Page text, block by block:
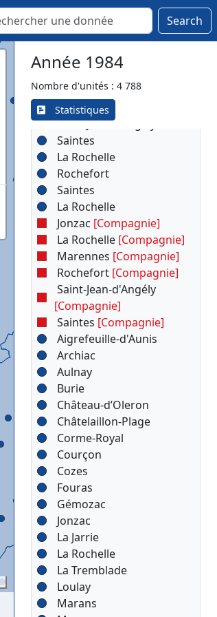
Search
Année 1984
Nombre d'unités : 4 788
Statistiques
(17)
▾
La Rochelle
Jonzac
Marennes
Rochefort
Saint-Jean-d'Angély
Saintes
La Rochelle
Rochefort
Saintes
La Rochelle
Jonzac [Compagnie]
La Rochelle [Compagnie]
Marennes [Compagnie]
Rochefort [Compagnie]
Saint-Jean-d'Angély
[Compagnie]
Saintes [Compagnie]
Aigrefeuille-d'Aunis
Archiac
Aulnay
Burie
Château-d’Oleron
Châtelaillon-Plage
Corme-Royal
Courçon
Cozes
Fouras
Gémozac
Jonzac
La Jarrie
La Rochelle
La Tremblade
Loulay
Marans